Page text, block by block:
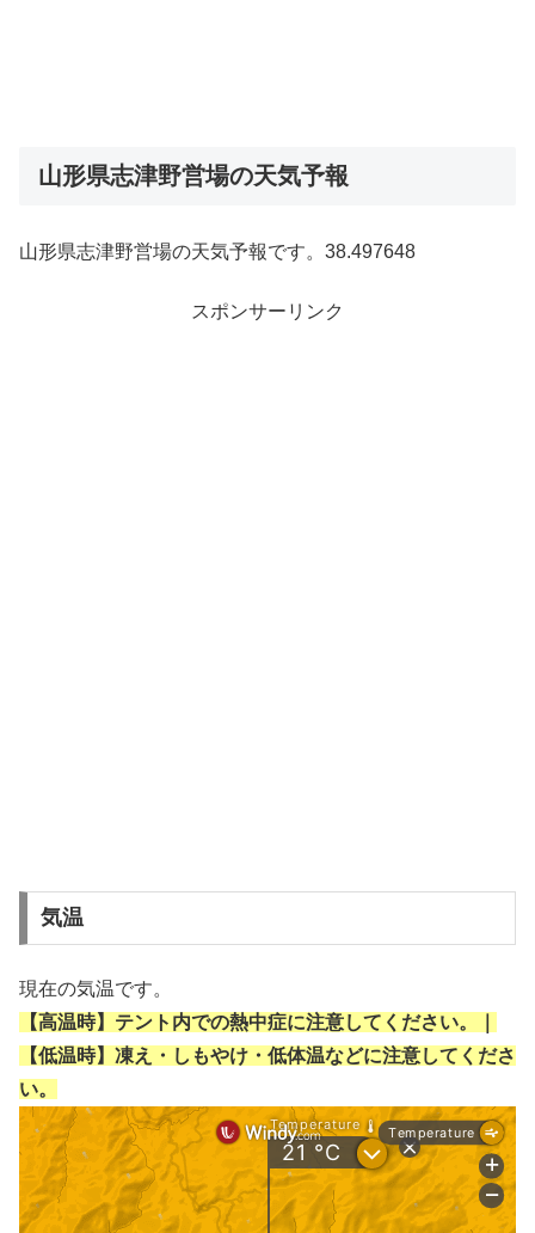
山形県志津野営場の天気予報
山形県志津野営場の天気予報です。38.497648
スポンサーリンク
気温
現在の気温です。
【高温時】テント内での熱中症に注意してください。｜
【低温時】凍え・しもやけ・低体温などに注意してくださ
い。